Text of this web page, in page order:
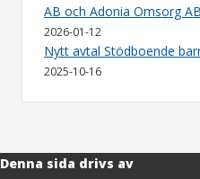
AB och Adonia Omsorg AB
2026-01-12
Nytt avtal Stödboende
2025-10-16
Denna sida drivs av